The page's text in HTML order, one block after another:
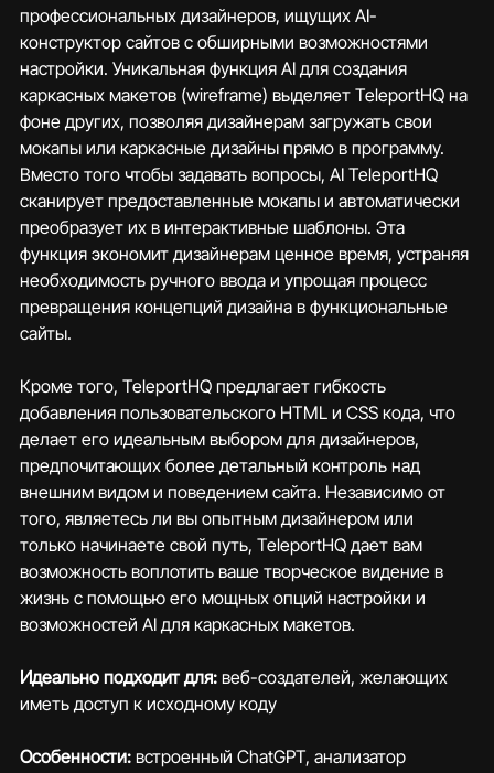
профессиональных дизайнеров, ищущих AI-
конструктор сайтов с обширными возможностями
настройки. Уникальная функция AI для создания
каркасных макетов (wireframe) выделяет TeleportHQ на
фоне других, позволяя дизайнерам загружать свои
мокапы или каркасные дизайны прямо в программу.
Вместо того чтобы задавать вопросы, AI TeleportHQ
сканирует предоставленные мокапы и автоматически
преобразует их в интерактивные шаблоны. Эта
функция экономит дизайнерам ценное время, устраняя
необходимость ручного ввода и упрощая процесс
превращения концепций дизайна в функциональные
сайты.
Кроме того, TeleportHQ предлагает гибкость
добавления пользовательского HTML и CSS кода, что
делает его идеальным выбором для дизайнеров,
предпочитающих более детальный контроль над
внешним видом и поведением сайта. Независимо от
того, являетесь ли вы опытным дизайнером или
только начинаете свой путь, TeleportHQ дает вам
возможность воплотить ваше творческое видение в
жизнь с помощью его мощных опций настройки и
возможностей AI для каркасных макетов.
Идеально подходит для: веб-создателей, желающих
иметь доступ к исходному коду
Особенности: встроенный ChatGPT, анализатор